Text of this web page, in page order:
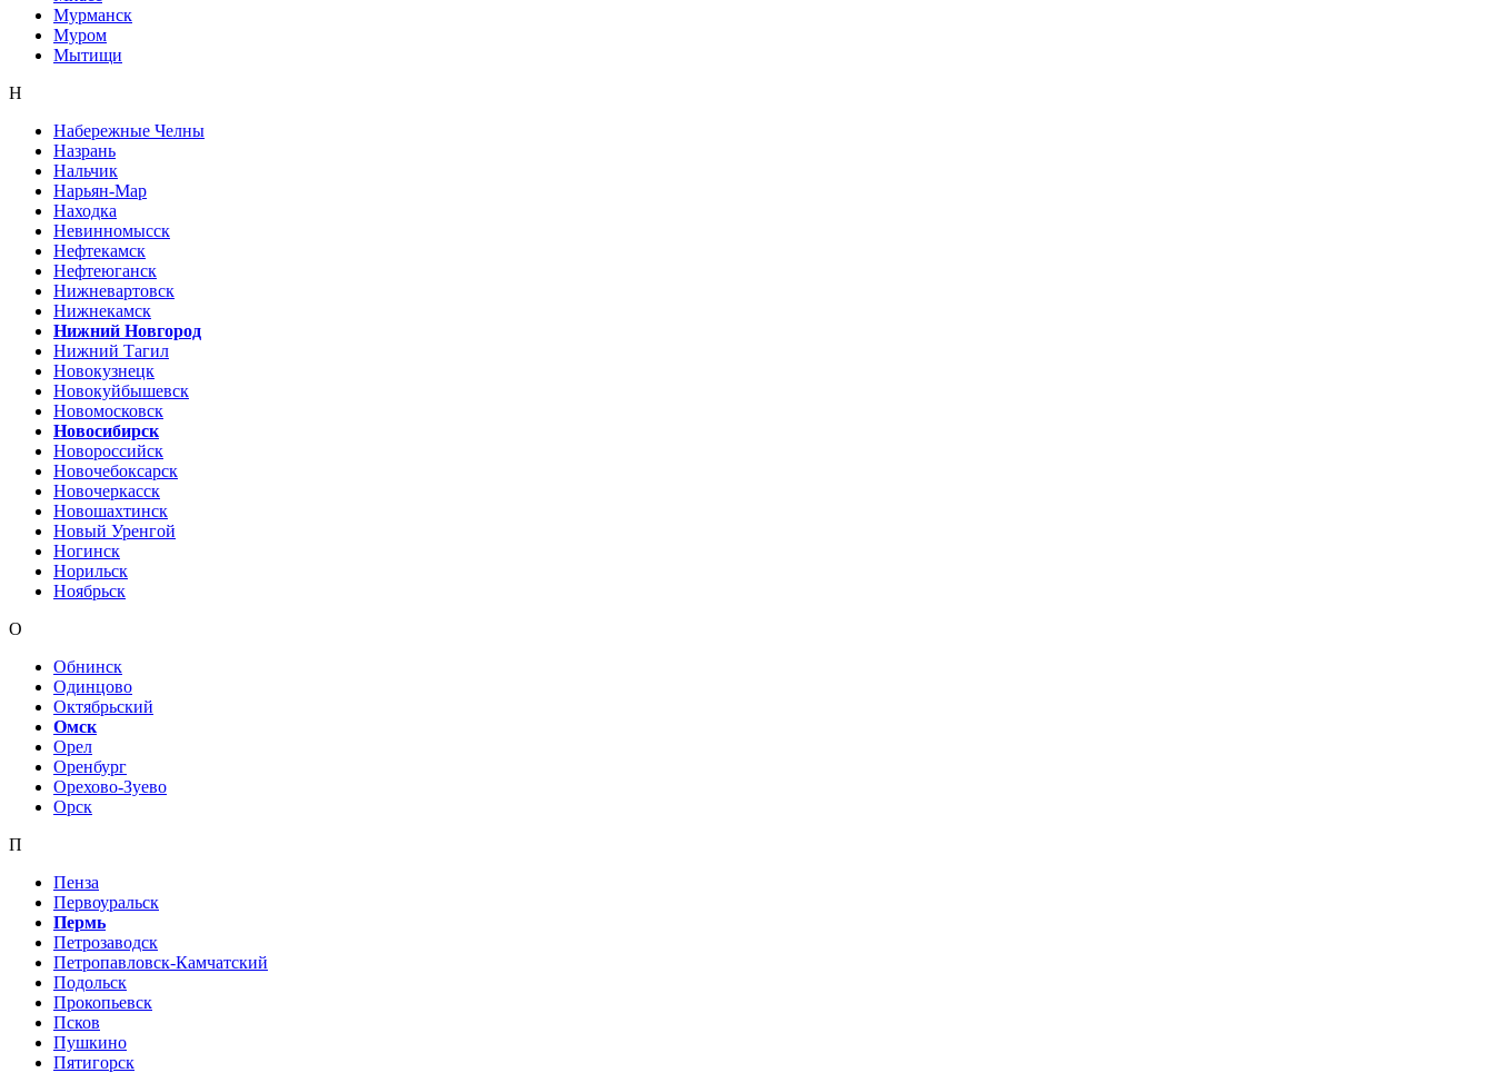
Мурманск
Муром
Мытищи
Н
Набережные Челны
Назрань
Нальчик
Нарьян-Мар
Находка
Невинномысск
Нефтекамск
Нефтеюганск
Нижневартовск
Нижнекамск
Нижний Новгород
Нижний Тагил
Новокузнецк
Новокуйбышевск
Новомосковск
Новосибирск
Новороссийск
Новочебоксарск
Новочеркасск
Новошахтинск
Новый Уренгой
Ногинск
Норильск
Ноябрьск
О
Обнинск
Одинцово
Октябрьский
Омск
Орел
Оренбург
Орехово-Зуево
Орск
П
Пенза
Первоуральск
Пермь
Петрозаводск
Петропавловск-Камчатский
Подольск
Прокопьевск
Псков
Пушкино
Пятигорск